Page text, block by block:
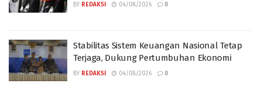
BY REDAKSI 04/08/2026 0
Stabilitas Sistem Keuangan Nasional Tetap
Terjaga, Dukung Pertumbuhan Ekonomi
BY REDAKSI 04/08/2026 0